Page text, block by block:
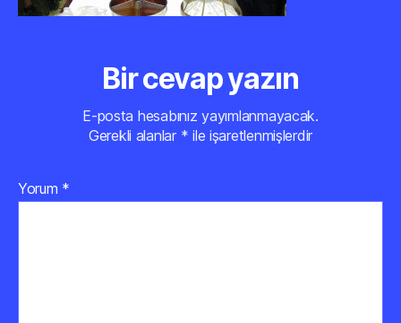
Bir cevap yazın
E-posta hesabınız yayımlanmayacak.
Gerekli alanlar * ile işaretlenmişlerdir
Yorum *